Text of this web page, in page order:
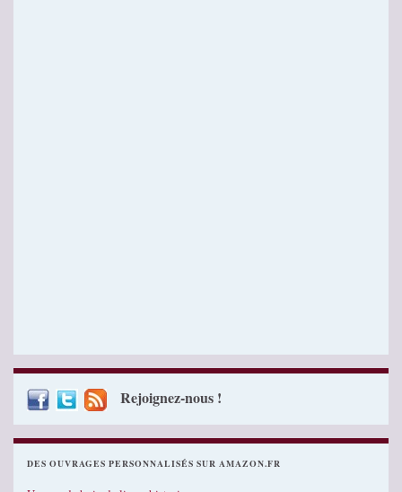
Rejoignez-nous !
DES OUVRAGES PERSONNALISÉS SUR AMAZON.FR